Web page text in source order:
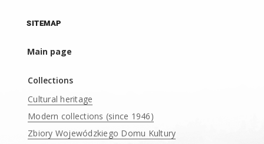
SITEMAP
Main page
Collections
Cultural heritage
Modern collections (since 1946)
Zbiory Wojewódzkiego Domu Kultury